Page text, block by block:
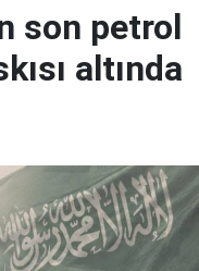
son petrol
altında